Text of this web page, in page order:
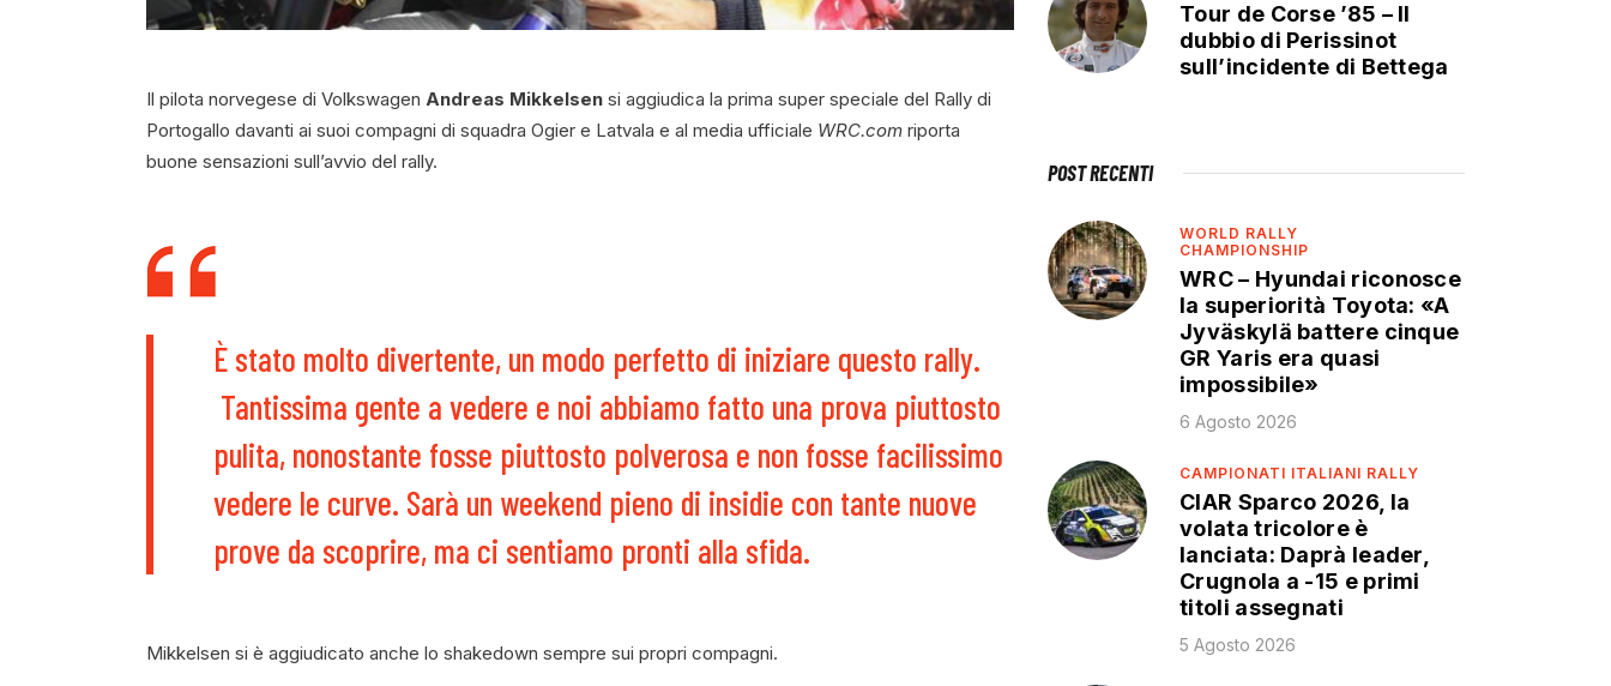
Il pilota norvegese di Volkswagen Andreas Mikkelsen si aggiudica la prima super speciale del Rally di
Portogallo davanti ai suoi compagni di squadra Ogier e Latvala e al media ufficiale WRC.com riporta
buone sensazioni sull’avvio del rally.
È stato molto divertente, un modo perfetto di iniziare questo rally.
Tantissima gente a vedere e noi abbiamo fatto una prova piuttosto
pulita, nonostante fosse piuttosto polverosa e non fosse facilissimo
vedere le curve. Sarà un weekend pieno di insidie con tante nuove
prove da scoprire, ma ci sentiamo pronti alla sfida.
Mikkelsen si è aggiudicato anche lo shakedown sempre sui propri compagni.
Tour de Corse ’85 – Il
dubbio di Perissinot
sull’incidente di Bettega
POST RECENTI
WORLD RALLY
CHAMPIONSHIP
WRC – Hyundai riconosce
la superiorità Toyota: «A
Jyväskylä battere cinque
GR Yaris era quasi
impossibile»
6 Agosto 2026
CAMPIONATI ITALIANI RALLY
CIAR Sparco 2026, la
volata tricolore è
lanciata: Daprà leader,
Crugnola a -15 e primi
titoli assegnati
5 Agosto 2026